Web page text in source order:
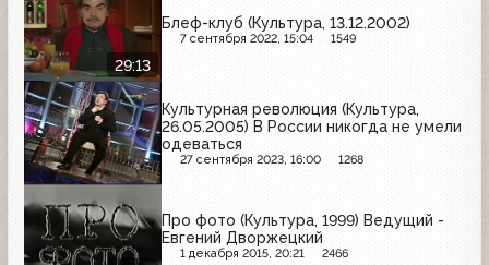
29:13
Блеф-клуб (Культура, 13.12.2002)
7 сентября 2022, 15:04 1549
Культурная революция (Культура,
26.05.2005) В России никогда не умели
одеваться
27 сентября 2023, 16:00 1268
Про фото (Культура, 1999) Ведущий -
Евгений Дворжецкий
1 декабря 2015, 20:21 2466